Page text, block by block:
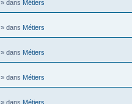
dans Métiers
dans Métiers
dans Métiers
dans Métiers
dans Métiers